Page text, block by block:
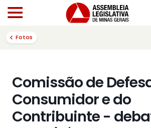
Fotos
Comissão de
Consumidor e do
Contribuinte -